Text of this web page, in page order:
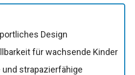
Design
für wachsende Kinder
strapazierfähige